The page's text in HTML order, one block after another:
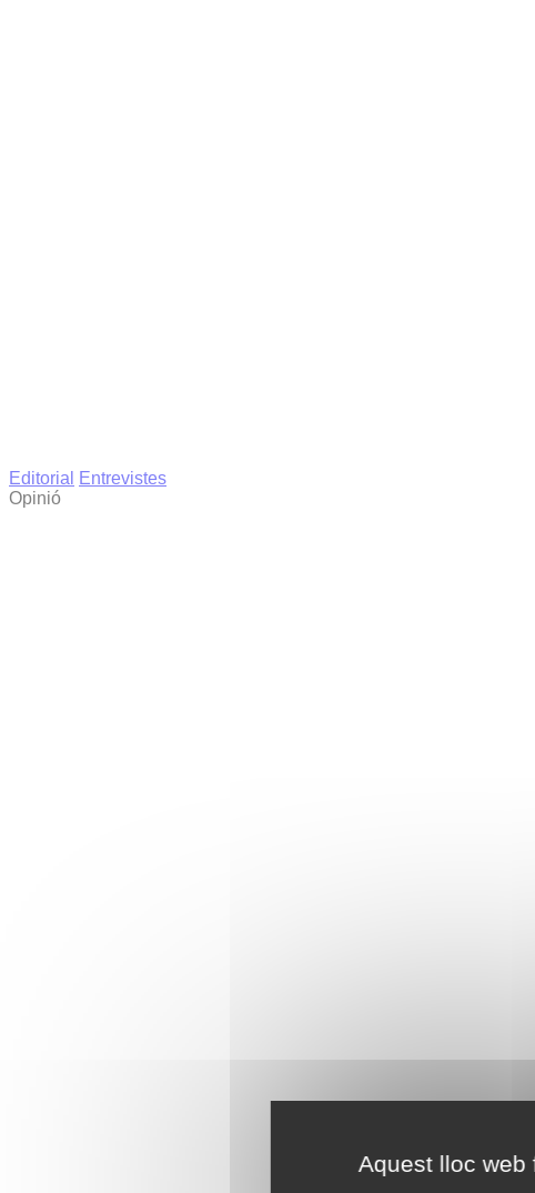
Aquest lloc web
Editorial
Entrevistes
Opinió